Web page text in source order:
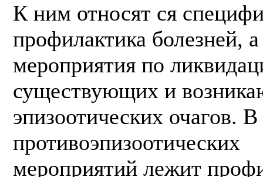
К ним относят ся
профилактика болезней,
мероприятия по
существующих и
эпизоотических очагов.
противоэпизоотических
мероприятий лежит